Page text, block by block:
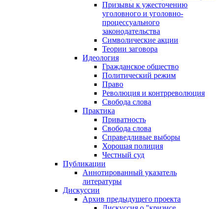
Призывы к ужесточению
уголовного и уголовно-
процессуального
законодательства
Символические акции
Теории заговора
Идеология
Гражданское общество
Политический режим
Право
Революция и контрреволюция
Свобода слова
Практика
Приватность
Свобода слова
Справедливые выборы
Хорошая полиция
Честный суд
Публикации
Аннотированный указатель
литературы
Дискуссии
Архив предыдущего проекта